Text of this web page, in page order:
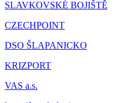
SLAVKOVSKÉ BOJIŠTĚ
CZECHPOINT
DSO ŠLAPANICKO
KRIZPORT
VAS a.s.